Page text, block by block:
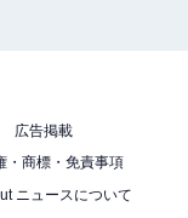
広告掲載
・商標・免責事項
ニュースについて